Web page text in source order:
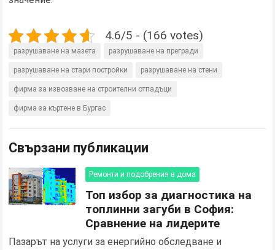
4.6/5 - (166 votes)
разрушаване на мазета разрушаване на прегради
разрушаване на стари постройки разрушаване на стени
фирма за извозване на строителни отпадъци
фирма за къртене в Бургас
Свързани публикации
Ремонти и подобрения в дома
Топ избор за диагностика на
топлинни загуби в София:
Сравнение на лидерите
Пазарът на услуги за енергийно обследване и